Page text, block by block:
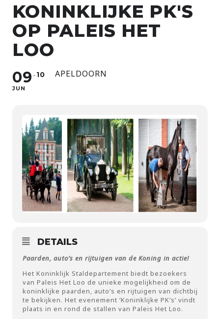
KONINKLIJKE PK'S
OP PALEIS HET
LOO
09
JUN
10 APELDOORN
DETAILS
Paarden, auto’s en rijtuigen van de Koning in actie!
Het Koninklijk Staldepartement biedt bezoekers
van Paleis Het Loo de unieke mogelijkheid om de
koninklijke paarden, auto’s en rijtuigen van dichtbij
te bekijken. Het evenement ‘Koninklijke PK’s’ vindt
plaats in en rond de stallen van Paleis Het Loo.